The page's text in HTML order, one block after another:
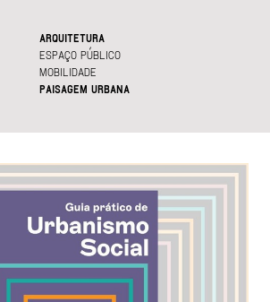
ARQUITETURA
ESPAÇO PÚBLICO
MOBILIDADE
PAISAGEM URBANA